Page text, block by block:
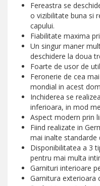
Fereastra se
o vizibilitate buna si
capului.
Fiabilitate maxima
Un singur maner
deschidere la doua
Foarte de usor de
Feronerie de cea
mondial in acest
Inchiderea se
inferioara, in mod
Aspect modern prin
Fiind realizate in
mai inalte
Disponibilitatea a 3
pentru mai multa
Garnituri interioare
Garnitura exterioara